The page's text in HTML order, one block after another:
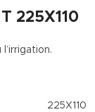
225X110
225X110